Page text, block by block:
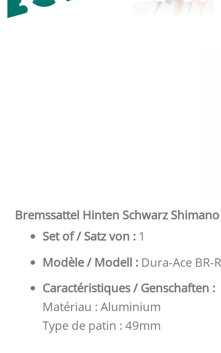
Bremssattel Hinten Schwarz
Set of / Satz von : 1
Modèle / Modell : Dura-Ace BR-
Caractéristiques / Genschaften :
Matériau : Aluminium
Type de patin : 49mm